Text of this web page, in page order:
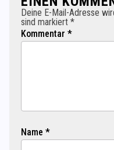
Deine E-Mail-Adresse
sind markiert *
Kommentar *
Name *